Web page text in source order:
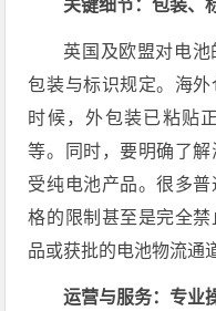
关键细节：包装、
英国及欧盟对电
包装与标识规定。海
时候，外包装已粘贴
等。同时，要明确了
受纯电池产品。很多
格的限制甚至是完全
品或获批的电池物流通
运营与服务：专业